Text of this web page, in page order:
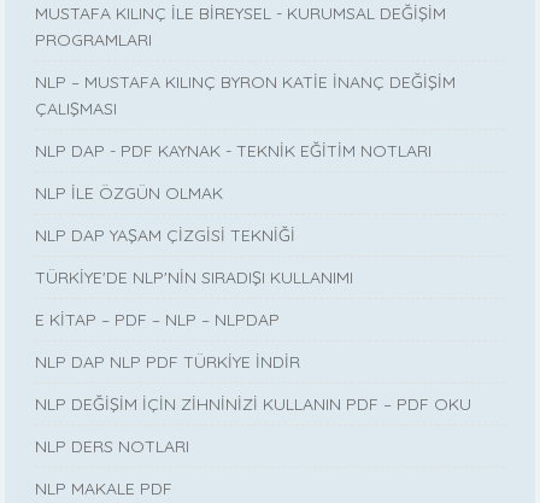
MUSTAFA KILINÇ İLE BİREYSEL - KURUMSAL DEĞİŞİM
PROGRAMLARI
NLP – MUSTAFA KILINÇ BYRON KATİE İNANÇ DEĞİŞİM
ÇALIŞMASI
NLP DAP - PDF KAYNAK - TEKNİK EĞİTİM NOTLARI
NLP İLE ÖZGÜN OLMAK
NLP DAP YAŞAM ÇİZGİSİ TEKNİĞİ
TÜRKİYE'DE NLP'NİN SIRADIŞI KULLANIMI
E KİTAP – PDF – NLP – NLPDAP
NLP DAP NLP PDF TÜRKİYE İNDİR
NLP DEĞİŞİM İÇİN ZİHNİNİZİ KULLANIN PDF – PDF OKU
NLP DERS NOTLARI
NLP MAKALE PDF